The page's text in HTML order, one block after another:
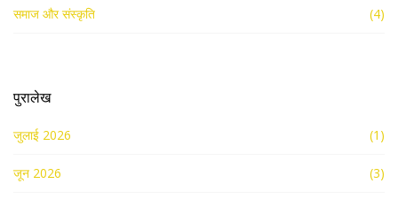
समाज और संस्कृति (4)
पुरालेख
जुलाई 2026 (1)
जून 2026 (3)